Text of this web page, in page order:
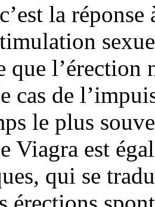
la
que l’érection
cas de
le plus
Viagra est
qui se